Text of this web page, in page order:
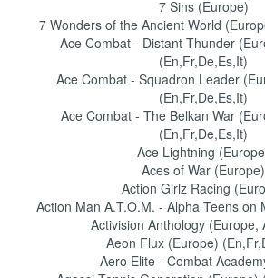
7 Sins (Europe)
7 Wonders of the Ancient World
Ace Combat - Distant Thunder
(En,Fr,De,Es,It)
Ace Combat - Squadron Leader
(En,Fr,De,Es,It)
Ace Combat - The Belkan War
(En,Fr,De,Es,It)
Ace Lightning
Aces of War (Europe)
Action Girlz Racing
Action Man A.T.O.M. - Alpha Teens on
Activision Anthology (Europe,
Aeon Flux (Europe)
Aero Elite - Combat